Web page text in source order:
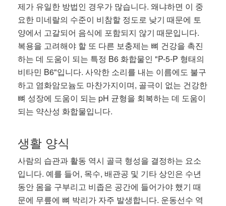
제가 유일한 방법인 경우가 많습니다. 왜냐하면 이 중
요한 미네랄의 수준이 비참할 정도로 낮기 때문에 토
양에서 고갈되어 음식에 포함되지 않기 때문입니다.
복용을 고려해야 할 또 다른 보충제는 뼈 건강을 촉진
하는 데 도움이 되는 특정 B6 화합물인 "P-5-P 형태의
비타민 B6"입니다. 사악한 소리를 내는 이름에도 불구
하고 염화암모늄도 마찬가지이며, 골극이 없는 건강한
뼈 성장에 도움이 되는 pH 균형을 회복하는 데 도움이
되는 약산성 화합물입니다.
생활 양식
사람의 습관과 활동 역시 골극 형성을 결정하는 요소
입니다. 예를 들어, 목수, 배관공 및 기타 상인은 수년
동안 몸을 구부리고 비좁은 공간에 들어가야 했기 때
문에 무릎에 뼈 박리가 자주 발생합니다. 운동선수 역